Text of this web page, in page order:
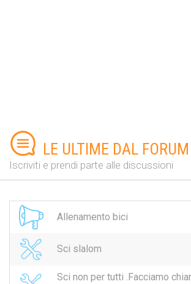
LE ULTIME DAL FORUM
Iscriviti e prendi parte alle discussioni
Allenamento bici
Sci slalom
Sci non per tutti .Facciamo